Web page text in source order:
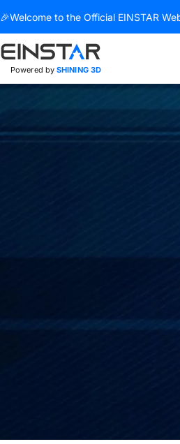
🎉Welcome to the Official EINSTAR
Powered bySHINING 3D